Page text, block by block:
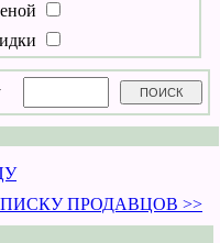
ПРОДАВЦОВ >>